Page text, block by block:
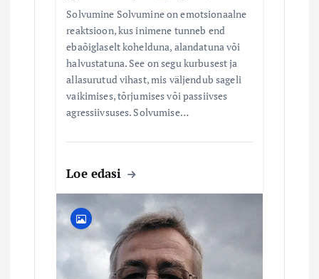
Solvumine Solvumine on emotsionaalne
reaktsioon, kus inimene tunneb end
ebaõiglaselt kohelduna, alandatuna või
halvustatuna. See on segu kurbusest ja
allasurutud vihast, mis väljendub sageli
vaikimises, tõrjumises või passiivses
agressiivsuses. Solvumise…
Loe edasi